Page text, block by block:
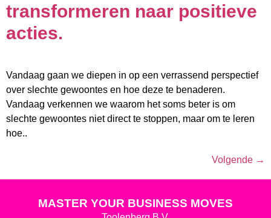
transformeren naar positieve
acties.
Vandaag gaan we diepen in op een verrassend perspectief
over slechte gewoontes en hoe deze te benaderen.
Vandaag verkennen we waarom het soms beter is om
slechte gewoontes niet direct te stoppen, maar om te leren
hoe..
Volgende →
MASTER YOUR BUSINESS MOVES